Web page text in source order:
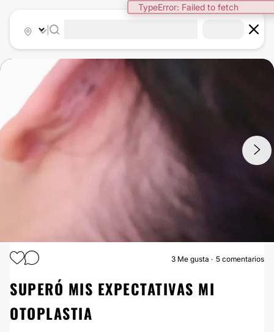
TypeError: Failed to fetch
OTOPLASTIA
3 Me gusta 5 comentarios
SUPERÓ MIS EXPECTATIVAS MI
OTOPLASTIA